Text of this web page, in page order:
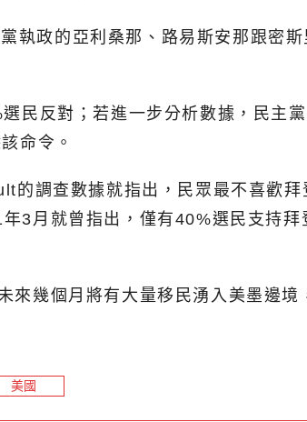
政的亞利桑那、路易斯安那跟密
民反對；若進一步分析數據，民主
命令。
調查數據就指出，民眾最不喜歡拜
3月就曾指出，僅有40%選民支持
幾個月將有大量移民湧入美墨邊
美國